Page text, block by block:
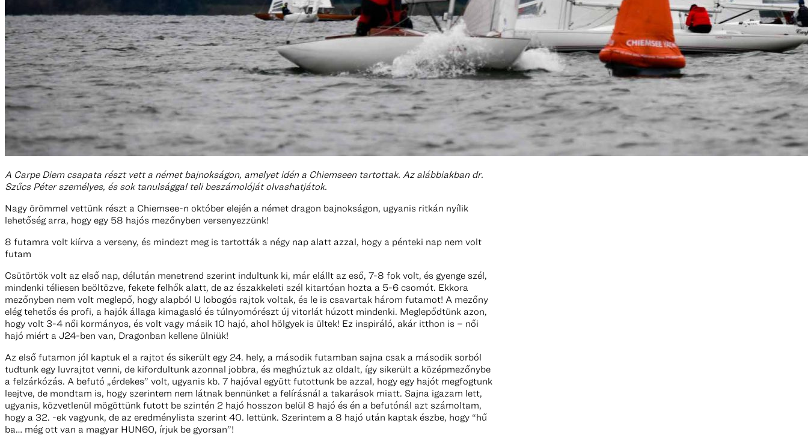
A Carpe Diem csapata részt vett a német bajnokságon, amelyet idén a Chiemseen tartottak. Az alábbiakban dr.
Szűcs Péter személyes, és sok tanulsággal teli beszámolóját olvashatjátok.
Nagy örömmel vettünk részt a Chiemsee-n október elején a német dragon bajnokságon, ugyanis ritkán nyílik
lehetőség arra, hogy egy 58 hajós mezőnyben versenyezzünk!
8 futamra volt kiírva a verseny, és mindezt meg is tartották a négy nap alatt azzal, hogy a pénteki nap nem volt
futam
Csütörtök volt az első nap, délután menetrend szerint indultunk ki, már elállt az eső, 7-8 fok volt, és gyenge szél,
mindenki téliesen beöltözve, fekete felhők alatt, de az északkeleti szél kitartóan hozta a 5-6 csomót. Ekkora
mezőnyben nem volt meglepő, hogy alapból U lobogós rajtok voltak, és le is csavartak három futamot! A mezőny
elég tehetős és profi, a hajók állaga kimagasló és túlnyomórészt új vitorlát húzott mindenki. Meglepődtünk azon,
hogy volt 3-4 női kormányos, és volt vagy másik 10 hajó, ahol hölgyek is ültek! Ez inspiráló, akár itthon is – női
hajó miért a J24-ben van, Dragonban kellene ülniük!
Az első futamon jól kaptuk el a rajtot és sikerült egy 24. hely, a második futamban sajna csak a második sorból
tudtunk egy luvrajtot venni, de kifordultunk azonnal jobbra, és meghúztuk az oldalt, így sikerült a középmezőnybe
a felzárkózás. A befutó „érdekes” volt, ugyanis kb. 7 hajóval együtt futottunk be azzal, hogy egy hajót megfogtunk
leejtve, de mondtam is, hogy szerintem nem látnak bennünket a felírásnál a takarások miatt. Sajna igazam lett,
ugyanis, közvetlenül mögöttünk futott be szintén 2 hajó hosszon belül 8 hajó és én a befutónál azt számoltam,
hogy a 32. -ek vagyunk, de az eredménylista szerint 40. lettünk. Szerintem a 8 hajó után kaptak észbe, hogy “hű
ba… még ott van a magyar HUN60, írjuk be gyorsan”!